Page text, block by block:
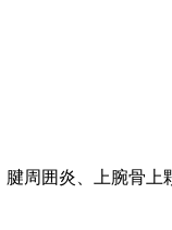
周囲炎、上腕骨